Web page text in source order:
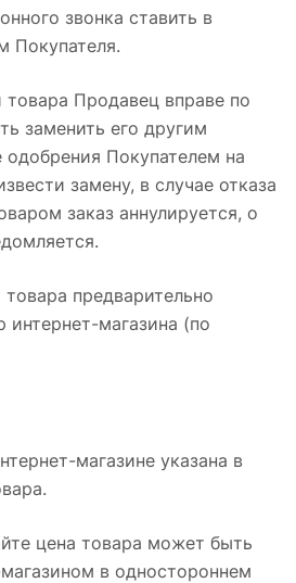
звонка ставить в
Покупателя.
товара Продавец вправе по
заменить его другим
Покупателем на
замену, в случае отказа
заказ аннулируется, о
предварительно
магазина (по
магазине указана в
цена товара может быть
в одностороннем